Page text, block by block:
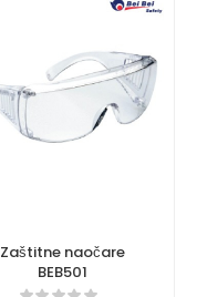
Zaštitne naočare
BEB501